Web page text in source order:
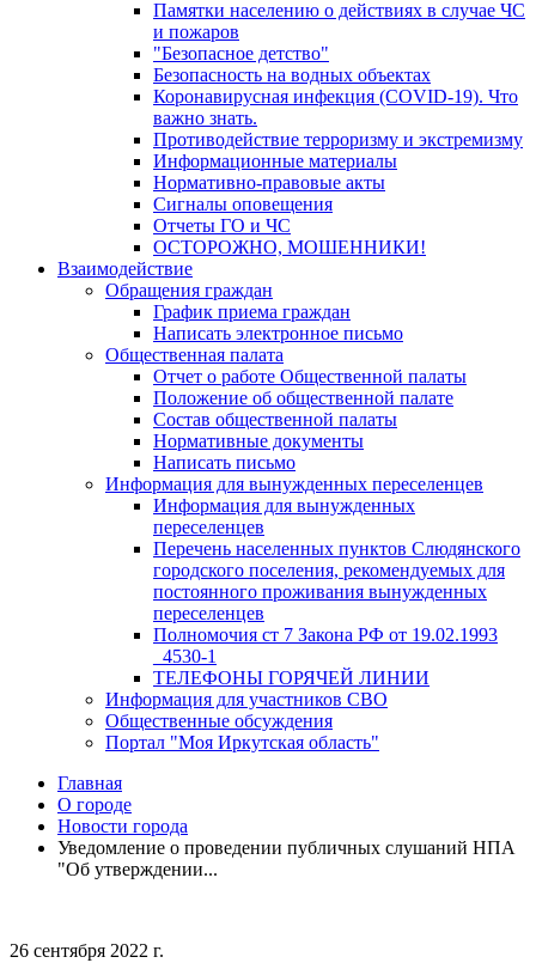
Памятки населению о действиях в случае ЧС
и пожаров
"Безопасное детство"
Безопасность на водных объектах
Коронавирусная инфекция (COVID-19). Что
важно знать.
Противодействие терроризму и экстремизму
Информационные материалы
Нормативно-правовые акты
Сигналы оповещения
Отчеты ГО и ЧС
ОСТОРОЖНО, МОШЕННИКИ!
Взаимодействие
Обращения граждан
График приема граждан
Написать электронное письмо
Общественная палата
Отчет о работе Общественной палаты
Положение об общественной палате
Состав общественной палаты
Нормативные документы
Написать письмо
Информация для вынужденных переселенцев
Информация для вынужденных
переселенцев
Перечень населенных пунктов Слюдянского
городского поселения, рекомендуемых для
постоянного проживания вынужденных
переселенцев
Полномочия ст 7 Закона РФ от 19.02.1993
_4530-1
ТЕЛЕФОНЫ ГОРЯЧЕЙ ЛИНИИ
Информация для участников СВО
Общественные обсуждения
Портал "Моя Иркутская область"
Главная
О городе
Новости города
Уведомление о проведении публичных слушаний НПА
"Об утверждении...
26 сентября 2022 г.